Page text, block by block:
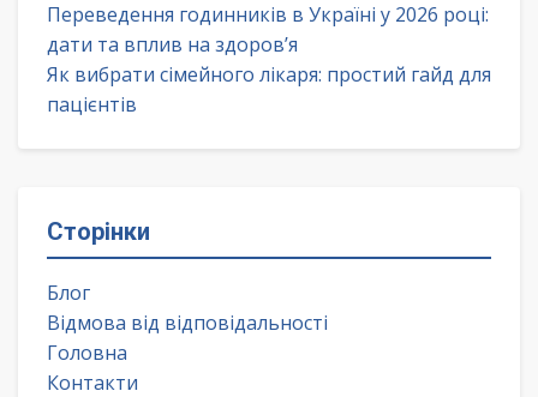
Переведення годинників в Україні у 2026 році:
дати та вплив на здоров’я
Як вибрати сімейного лікаря: простий гайд для
пацієнтів
Сторінки
Блог
Відмова від відповідальності
Головна
Контакти